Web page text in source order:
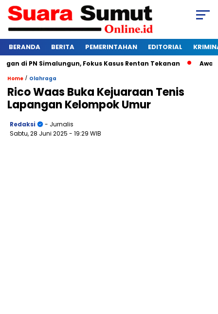
BERANDA BERITA PEMERINTAHAN EDITORIAL
PN Simalungun, Fokus Kasus Rentan Tekanan Awas
Home / Olahraga
Rico Waas Buka Kejuaraan Tenis
Lapangan Kelompok Umur
Redaksi
- Jurnalis
Sabtu, 28 Juni 2025 - 19:29 WIB